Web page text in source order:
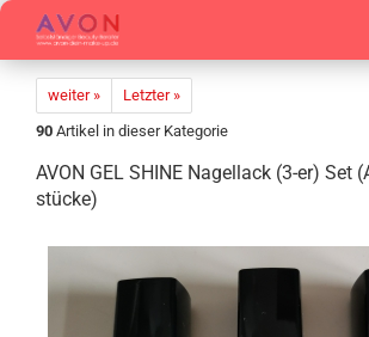
weiter »
Letzter »
90 Artikel in dieser Kategorie
AVON GEL SHINE Na­gel­lack (3-er) Set
stü­cke)